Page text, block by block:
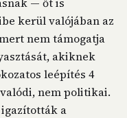
kerül valójában az
nem támogatja
akiknek
leépítés 4
nem politikai.
a